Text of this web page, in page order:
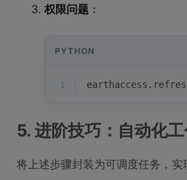
权限问题 ：
PYTHON
1
5. 进阶技巧：自动化
将上述步骤封装为可调度任务，实